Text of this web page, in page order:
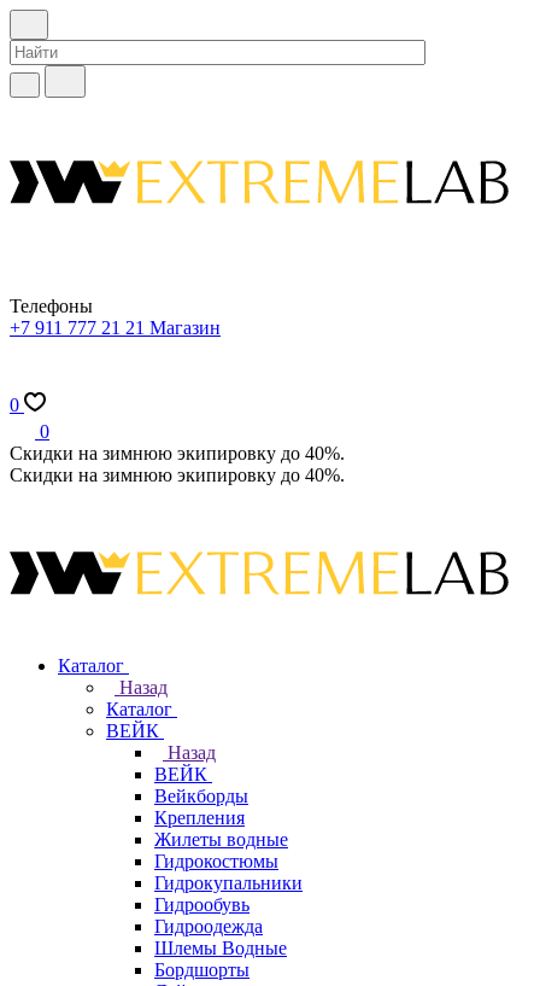
Телефоны
+7 911 777 21 21 Магазин
0
0
Скидки на зимнюю экипировку до 40%.
Скидки на зимнюю экипировку до 40%.
Каталог
Назад
Каталог
ВЕЙК
Назад
ВЕЙК
Вейкборды
Крепления
Жилеты водные
Гидрокостюмы
Гидрокупальники
Гидрообувь
Гидроодежда
Шлемы Водные
Бордшорты